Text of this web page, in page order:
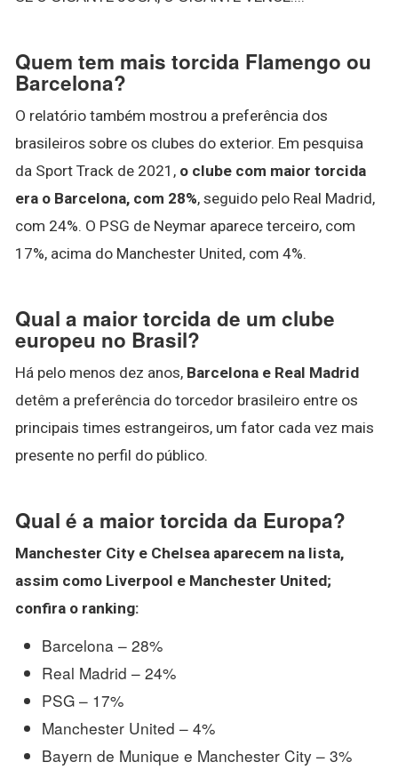
Quem tem mais torcida Flamengo ou
Barcelona?
O relatório também mostrou a preferência dos
brasileiros sobre os clubes do exterior. Em pesquisa
da Sport Track de 2021, o clube com maior torcida
era o Barcelona, com 28%, seguido pelo Real Madrid,
com 24%. O PSG de Neymar aparece terceiro, com
17%, acima do Manchester United, com 4%.
Qual a maior torcida de um clube
europeu no Brasil?
Há pelo menos dez anos, Barcelona e Real Madrid
detêm a preferência do torcedor brasileiro entre os
principais times estrangeiros, um fator cada vez mais
presente no perfil do público.
Qual é a maior torcida da Europa?
Manchester City e Chelsea aparecem na lista,
assim como Liverpool e Manchester United;
confira o ranking:
Barcelona – 28%
Real Madrid – 24%
PSG – 17%
Manchester United – 4%
Bayern de Munique e Manchester City – 3%